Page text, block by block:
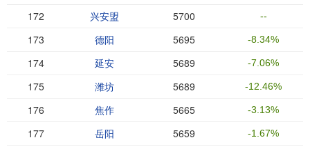
172 兴安盟 5700 --
173 德阳 5695 -8.34%
174 延安 5689 -7.06%
175 潍坊 5689 -12.46%
176 焦作 5665 -3.13%
177 岳阳 5659 -1.67%